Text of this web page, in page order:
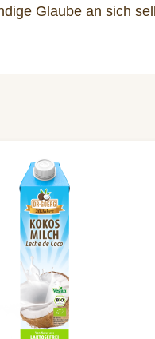
Glaube an sich